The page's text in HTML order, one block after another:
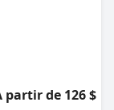
partir de 126 $